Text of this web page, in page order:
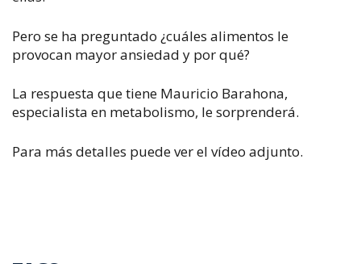
Pero se ha preguntado ¿cuáles alimentos le
provocan mayor ansiedad y por qué?
La respuesta que tiene Mauricio Barahona,
especialista en metabolismo, le sorprenderá.
Para más detalles puede ver el vídeo adjunto.